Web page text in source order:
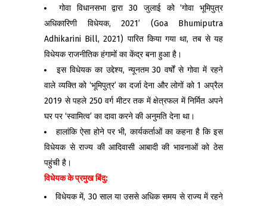
गोवा विधानसभा द्वारा 30 जुलाई को ‘गोवा भूमिपुत्र
अधिकारिणी विधेयक, 2021’ (Goa Bhumiputra
Adhikarini Bill, 2021) पारित किया गया था, तब से यह
विधेयक राजनीतिक हंगामों का केंद्र बना हुआ है।
इस विधेयक का उद्देश्य, न्यूनतम 30 वर्षों से गोवा में रहने
वाले व्यक्ति को ‘भूमिपुत्र’ का दर्जा देना और लोगों को 1 अप्रैल
2019 से पहले 250 वर्ग मीटर तक में क्षेत्रफल में निर्मित अपने
घर पर ‘स्वामित्व’ का दावा करने की अनुमति देना था।
हालांकि ऐसा होने पर भी, कार्यकर्ताओं का कहना है कि इस
विधेयक से राज्य की आदिवासी आबादी की भावनाओं को ठेस
पहुंची है।
विधेयक के प्रमुख बिंदु:
विधेयक में, 30 साल या उससे अधिक समय से राज्य में रहने